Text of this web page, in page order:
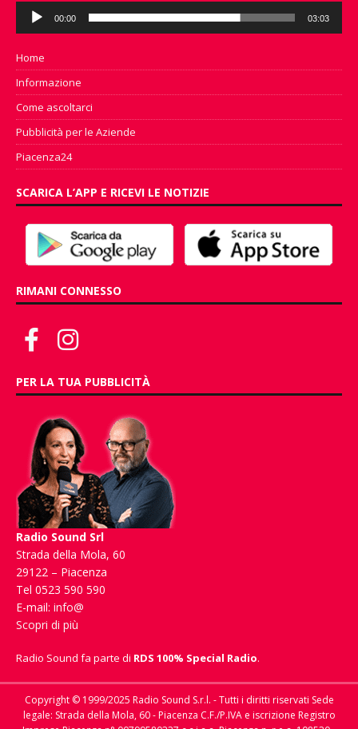
Audio
Player
00:00 03:03
Home
Informazione
Come ascoltarci
Pubblicità per le Aziende
Piacenza24
SCARICA L’APP E RICEVI LE NOTIZIE
RIMANI CONNESSO
PER LA TUA PUBBLICITÀ
Radio Sound Srl
Strada della Mola, 60
29122 – Piacenza
Tel 0523 590 590
E-mail: info@
Scopri di più
Radio Sound fa parte di RDS 100% Special Radio.
Copyright © 1999/2025 Radio Sound S.r.l. - Tutti i diritti riservati Sede
legale: Strada della Mola, 60 - Piacenza C.F./P.IVA e iscrizione Registro